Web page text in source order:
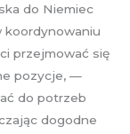
do Niemiec
koordynowaniu
przejmować się
pozycje, —
do potrzeb
dogodne